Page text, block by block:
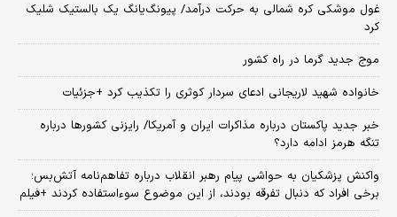
غول موشکی کره شمالی به حرکت درآمد/ پیونگ‌یانگ یک بالستیک شلیک
کرد
موج جدید گرما در راه کشور
خانواده شهید لاریجانی ادعای سردار کوثری را تکذیب کرد +جزئیات
خبر جدید پاکستان درباره مذاکرات ایران و آمریکا/ رایزنی کشورها درباره
تنگه هرمز ادامه دارد؟
واکنش پزشکیان به حواشی پیام رهبر انقلاب درباره تفاهم‌نامه آتش‌بس؛
برخی افراد که دنبال تفرقه بودند، از این موضوع سوءاستفاده کردند +فیلم